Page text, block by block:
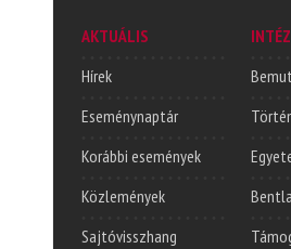
AKTUÁLIS
Hírek
Eseménynaptár
Korábbi események
Közlemények
Sajtóvisszhang